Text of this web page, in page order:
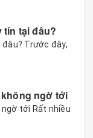
tín tại đâu?
đâu? Trước đây,
không ngờ tới
ngờ tới Rất nhiều